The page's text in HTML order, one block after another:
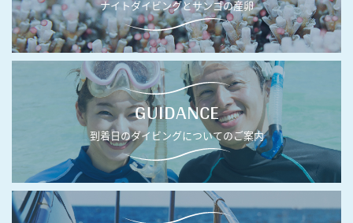
ナイトダイビングとサンゴの産卵
GUIDANCE
到着日のダイビングについてのご案内